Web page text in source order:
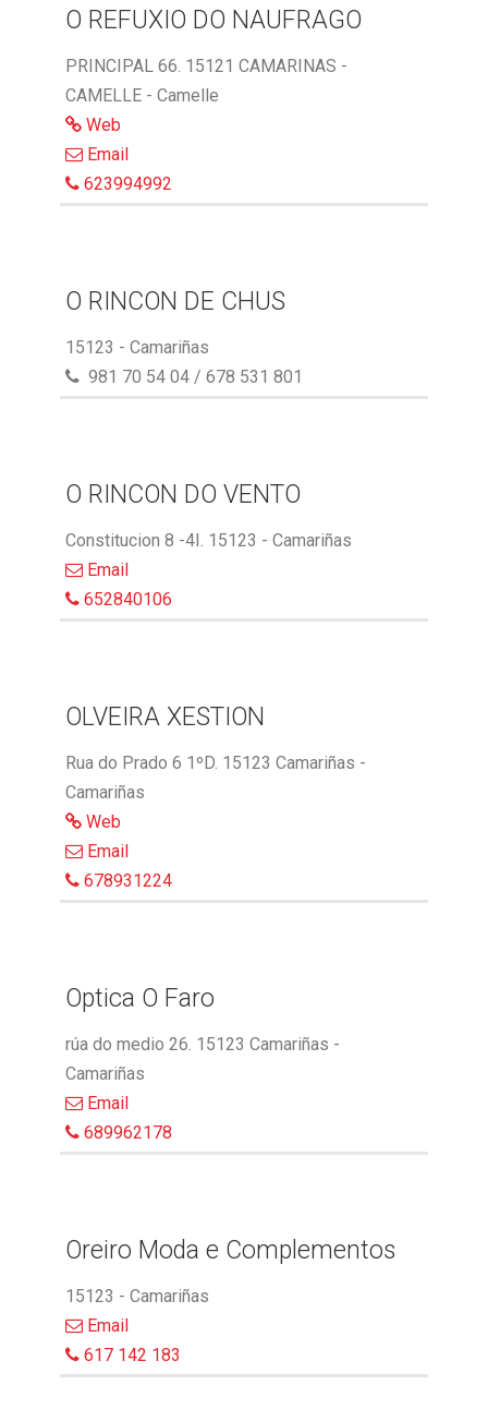
O REFUXIO DO NAUFRAGO
PRINCIPAL 66. 15121 CAMARINAS -
CAMELLE - Camelle
Web
Email
623994992
O RINCON DE CHUS
15123 - Camariñas
981 70 54 04 / 678 531 801
O RINCON DO VENTO
Constitucion 8 -4I. 15123 - Camariñas
Email
652840106
OLVEIRA XESTION
Rua do Prado 6 1ºD. 15123 Camariñas -
Camariñas
Web
Email
678931224
Optica O Faro
rúa do medio 26. 15123 Camariñas -
Camariñas
Email
689962178
Oreiro Moda e Complementos
15123 - Camariñas
Email
617 142 183